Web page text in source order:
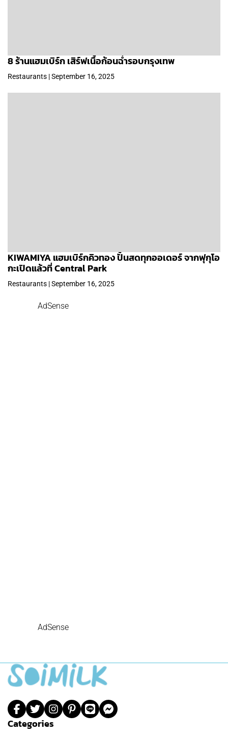
8 ร้านแฮมเบิร์ก เสิร์ฟเนื้อก้อนฉ่ำรอบกรุงเทพ
Restaurants | September 16, 2025
KIWAMIYA แฮมเบิร์กคิวทอง ปั้นสดทุกออเดอร์ จากฟุกุโอ
กะเปิดแล้วที่ Central Park
Restaurants | September 16, 2025
AdSense
AdSense
Categories